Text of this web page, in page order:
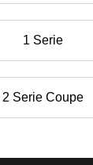
1 Serie
2 Serie Coupe